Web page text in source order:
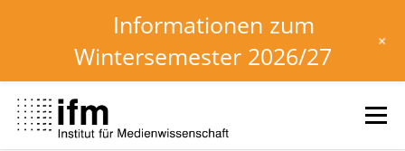
Inhalt
springen
Menü
Informationen zum
Wintersemester 2026/27
+